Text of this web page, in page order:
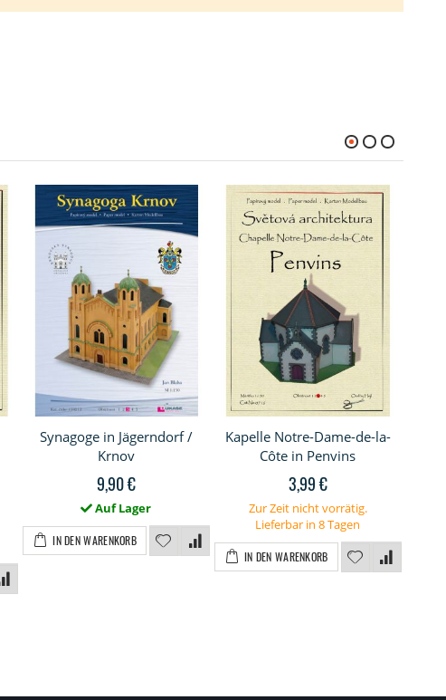
Synagoge in Jägerndorf /
Krnov
9,90 €
Auf Lager
IN DEN WARENKORB
Kapelle Notre-Dame-de-la-
Côte in Penvins
3,99 €
Zur Zeit nicht vorrätig.
Lieferbar in 8 Tagen
IN DEN WARENKORB